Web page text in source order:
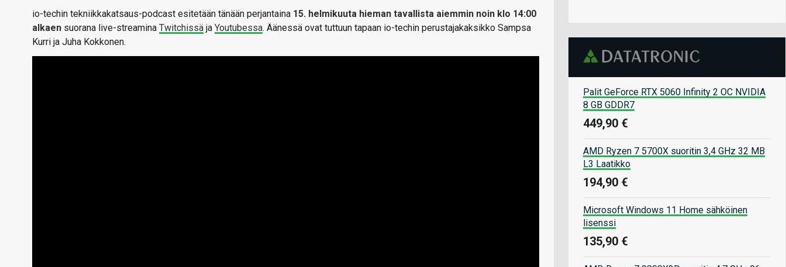
io-techin tekniikkakatsaus-podcast esitetään tänään perjantaina 15. helmikuuta hieman tavallista aiemmin noin klo 14:00
alkaen suorana live-streamina Twitchissä ja Youtubessa. Äänessä ovat tuttuun tapaan io-techin perustajakaksikko Sampsa
Kurri ja Juha Kokkonen.
Palit GeForce RTX 5060 Infinity 2 OC NVIDIA
8 GB GDDR7
449,90 €
AMD Ryzen 7 5700X suoritin 3,4 GHz 32 MB
L3 Laatikko
194,90 €
Microsoft Windows 11 Home sähköinen
lisenssi
135,90 €